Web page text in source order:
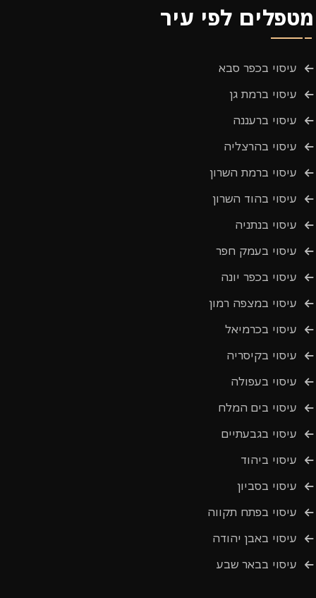
מטפלים לפי עיר
עיסוי בכפר סבא
עיסוי ברמת גן
עיסוי ברעננה
עיסוי בהרצליה
עיסוי ברמת השרון
עיסוי בהוד השרון
עיסוי בנתניה
עיסוי בעמק חפר
עיסוי בכפר יונה
עיסוי במצפה רמון
עיסוי בכרמיאל
עיסוי בקיסריה
עיסוי בעפולה
עיסוי בים המלח
עיסוי בגבעתיים
עיסוי ביהוד
עיסוי בסביון
עיסוי בפתח תקווה
עיסוי באבן יהודה
עיסוי בבאר שבע